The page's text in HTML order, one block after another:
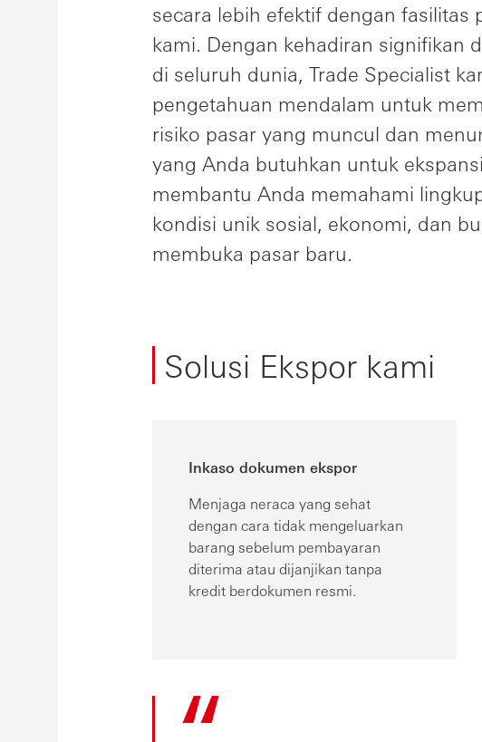
secara lebih efektif dengan fasilitas
kami. Dengan kehadiran signifikan
di seluruh dunia, Trade Specialist
pengetahuan mendalam untuk
risiko pasar yang muncul dan
yang Anda butuhkan untuk
membantu Anda memahami
kondisi unik sosial, ekonomi, dan
membuka pasar baru.
Solusi Ekspor kami
Inkaso dokumen ekspor
Menjaga neraca yang sehat
dengan cara tidak mengeluarkan
barang sebelum pembayaran
diterima atau dijanjikan tanpa
kredit berdokumen resmi.